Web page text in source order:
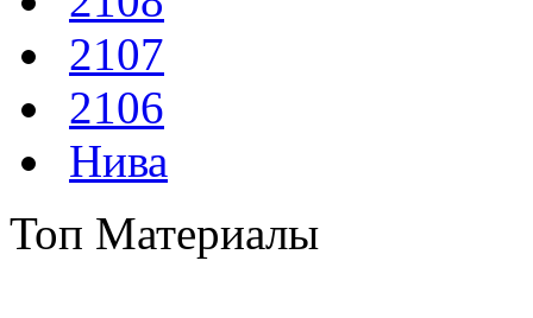
2107
2106
Нива
Топ Материалы